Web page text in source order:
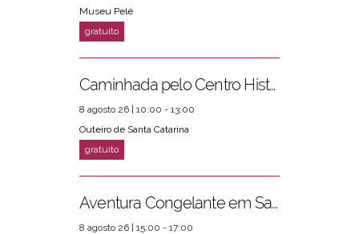
Museu Pelé
Caminhada pelo Centro Histórico
8 agosto 26 | 10:00 - 13:00
Outeiro de Santa Catarina
Aventura Congelante em Santos
8 agosto 26 | 15:00 - 17:00